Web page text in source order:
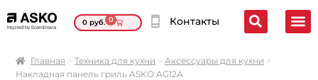
0руб. 0 Контакты
Главная Техника для кухни
Аксессуары для кухни
Накладная панель гриль ASKO AG12A